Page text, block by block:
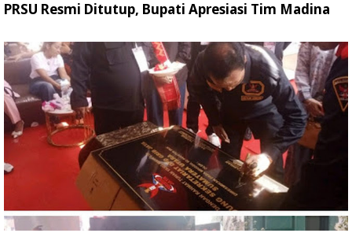
PRSU Resmi Ditutup, Bupati Apresiasi Tim Madina